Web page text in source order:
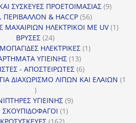
προϊόντα
ΣΥΣΚΕΥΕΣ ΠΡΟΕΤΟΙΜΑΣΙΑΣ 99
ΠΕΡΙΒΑΛΛΟΝ & HACCP 5656
προϊόντα
ΜΑΧΑΙΡΙΩΝ ΗΛΕΚΤΡΙΚΟΙ ΜΕ UV 11
ΒΡΥΣΕΣ 2424
προϊόντα
ΗΛΕΚΤΡΙΚΕΣ 11
ΥΓΙΕΙΝΗΣ 1313
προϊόντα
- ΑΠΟΣΤΕΙΡΩΤΕΣ 66
προϊόντα
ΔΙΑΧΩΡΙΣΜΟ ΛΙΠΩΝ ΚΑΙ ΕΛΑΙΩΝ 1
1
προϊόν
ΥΓΙΕΙΝΗΣ 99
ΣΚΟΥΠΙΔΟΦΑΓΟΙ 11
162162